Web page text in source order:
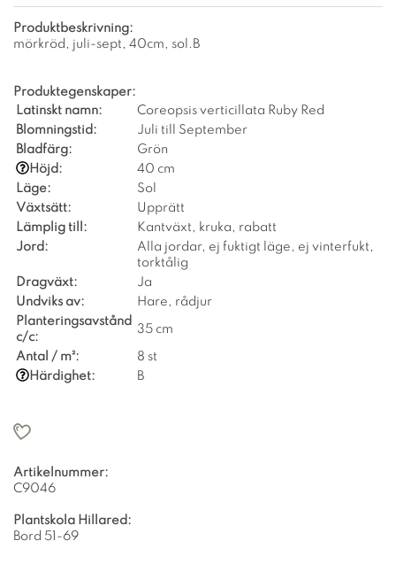
Produktbeskrivning:
mörkröd, juli-sept, 40cm, sol.B
Produktegenskaper:
Latinskt namn:
Coreopsis verticillata Ruby Red
Blomningstid:
Juli till September
Bladfärg:
Grön
Höjd:
40 cm
Läge:
Sol
Växtsätt:
Upprätt
Lämplig till:
Kantväxt, kruka, rabatt
Jord:
Alla jordar, ej fuktigt läge, ej vinterfukt,
torktålig
Dragväxt:
Ja
Undviks av:
Hare, rådjur
Planteringsavstånd
c/c:
35 cm
Antal / m²:
8 st
Härdighet:
B
Artikelnummer:
C9046
Plantskola Hillared:
Bord 51-69